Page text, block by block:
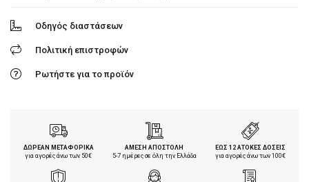
Οδηγός διαστάσεων
Πολιτική επιστροφών
Ρωτήστε για το προϊόν
ΔΩΡΕΑΝ ΜΕΤΑΦΟΡΙΚΑ
για αγορές άνω των 50€
ΑΜΕΣΗ ΑΠΟΣΤΟΛΗ
5-7 ημέρες σε όλη την Ελλάδα
ΕΩΣ 12 ΑΤΟΚΕΣ ΔΟΣΕΙΣ
για αγορές άνω των 100€